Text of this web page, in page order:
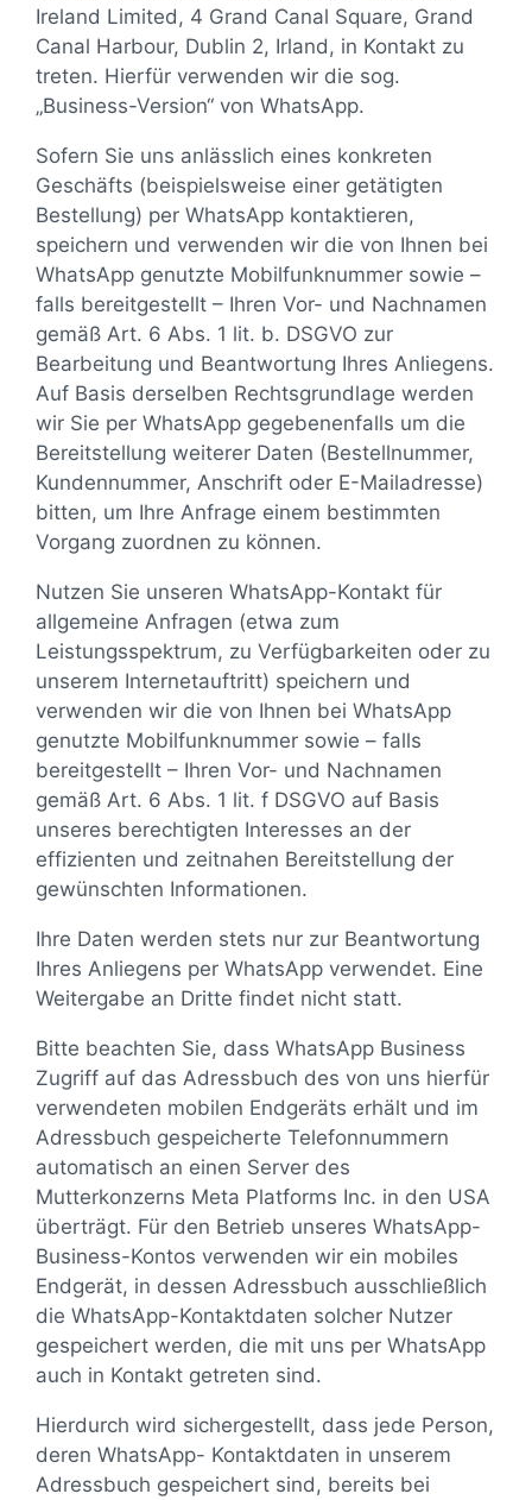
Ireland Limited, 4 Grand Canal Square, Grand
Canal Harbour, Dublin 2, Irland, in Kontakt zu
treten. Hierfür verwenden wir die sog.
„Business-Version“ von WhatsApp.
Sofern Sie uns anlässlich eines konkreten
Geschäfts (beispielsweise einer getätigten
Bestellung) per WhatsApp kontaktieren,
speichern und verwenden wir die von Ihnen bei
WhatsApp genutzte Mobilfunknummer sowie –
falls bereitgestellt – Ihren Vor- und Nachnamen
gemäß Art. 6 Abs. 1 lit. b. DSGVO zur
Bearbeitung und Beantwortung Ihres Anliegens.
Auf Basis derselben Rechtsgrundlage werden
wir Sie per WhatsApp gegebenenfalls um die
Bereitstellung weiterer Daten (Bestellnummer,
Kundennummer, Anschrift oder E-Mailadresse)
bitten, um Ihre Anfrage einem bestimmten
Vorgang zuordnen zu können.
Nutzen Sie unseren WhatsApp-Kontakt für
allgemeine Anfragen (etwa zum
Leistungsspektrum, zu Verfügbarkeiten oder zu
unserem Internetauftritt) speichern und
verwenden wir die von Ihnen bei WhatsApp
genutzte Mobilfunknummer sowie – falls
bereitgestellt – Ihren Vor- und Nachnamen
gemäß Art. 6 Abs. 1 lit. f DSGVO auf Basis
unseres berechtigten Interesses an der
effizienten und zeitnahen Bereitstellung der
gewünschten Informationen.
Ihre Daten werden stets nur zur Beantwortung
Ihres Anliegens per WhatsApp verwendet. Eine
Weitergabe an Dritte findet nicht statt.
Bitte beachten Sie, dass WhatsApp Business
Zugriff auf das Adressbuch des von uns hierfür
verwendeten mobilen Endgeräts erhält und im
Adressbuch gespeicherte Telefonnummern
automatisch an einen Server des
Mutterkonzerns Meta Platforms Inc. in den USA
überträgt. Für den Betrieb unseres WhatsApp-
Business-Kontos verwenden wir ein mobiles
Endgerät, in dessen Adressbuch ausschließlich
die WhatsApp-Kontaktdaten solcher Nutzer
gespeichert werden, die mit uns per WhatsApp
auch in Kontakt getreten sind.
Hierdurch wird sichergestellt, dass jede Person,
deren WhatsApp- Kontaktdaten in unserem
Adressbuch gespeichert sind, bereits bei